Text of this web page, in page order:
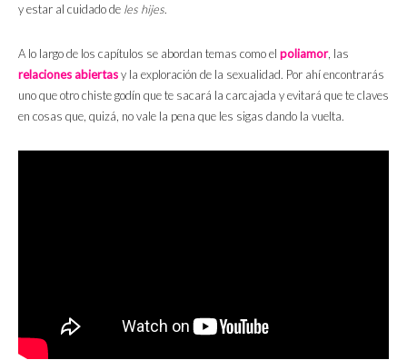
y estar al cuidado de les hijes.
A lo largo de los capítulos se abordan temas como el poliamor, las
relaciones abiertasy la exploración de la sexualidad. Por ahí encontrarás
uno que otro chiste godín que te sacará la carcajada y evitará que te claves
en cosas que, quizá, no vale la pena que les sigas dando la vuelta.